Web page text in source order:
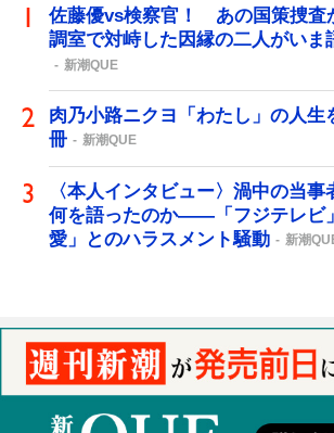
佐藤優vs検察官！ あの国策捜査
調室で対峙した因縁の二人がいま
新潮QUE
肉乃小路ニクヨ「わたし」の人生
冊
新潮QUE
〈本人インタビュー〉渦中の当
何を語ったのか――「フジテレビ
愛」とのハラスメント騒動
新潮